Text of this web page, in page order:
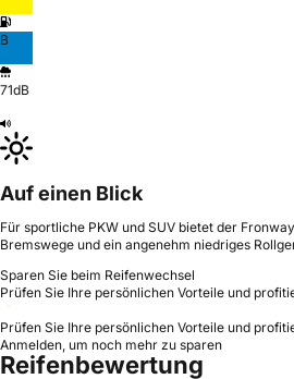
B
71dB
Auf einen Blick
Für sportliche PKW und SUV bietet der
Bremswege und ein angenehm niedriges
Sparen Sie beim Reifenwechsel
Prüfen Sie Ihre persönlichen Vorteile und
Prüfen Sie Ihre persönlichen Vorteile und
Anmelden, um noch mehr zu sparen
Reifenbewertung